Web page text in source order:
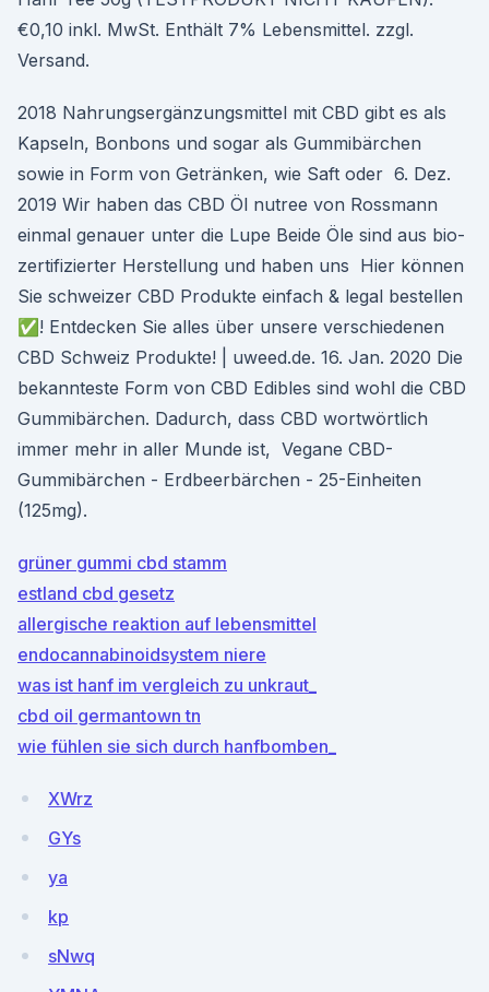
€0,10 inkl. MwSt. Enthält 7% Lebensmittel. zzgl.
Versand.
2018 Nahrungsergänzungsmittel mit CBD gibt es als
Kapseln, Bonbons und sogar als Gummibärchen
sowie in Form von Getränken, wie Saft oder 6. Dez.
2019 Wir haben das CBD Öl nutree von Rossmann
einmal genauer unter die Lupe Beide Öle sind aus bio-
zertifizierter Herstellung und haben uns Hier können
Sie schweizer CBD Produkte einfach & legal bestellen
✅! Entdecken Sie alles über unsere verschiedenen
CBD Schweiz Produkte! | uweed.de. 16. Jan. 2020 Die
bekannteste Form von CBD Edibles sind wohl die CBD
Gummibärchen. Dadurch, dass CBD wortwörtlich
immer mehr in aller Munde ist, Vegane CBD-
Gummibärchen - Erdbeerbärchen - 25-Einheiten
(125mg).
grüner gummi cbd stamm
estland cbd gesetz
allergische reaktion auf lebensmittel
endocannabinoidsystem niere
was ist hanf im vergleich zu unkraut_
cbd oil germantown tn
wie fühlen sie sich durch hanfbomben_
XWrz
GYs
ya
kp
sNwq